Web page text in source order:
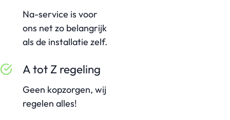
Na-service is voor
ons net zo belangrijk
als de installatie zelf.
A tot Z regeling
Geen kopzorgen, wij
regelen alles!